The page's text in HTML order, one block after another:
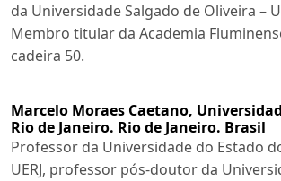
da Universidade Salgado de Oliveira –
Membro titular da Academia
cadeira 50.
Marcelo Moraes Caetano,
Rio de Janeiro. Rio de Janeiro. Brasil
Professor da Universidade do Estado
UERJ, professor pós-doutor da